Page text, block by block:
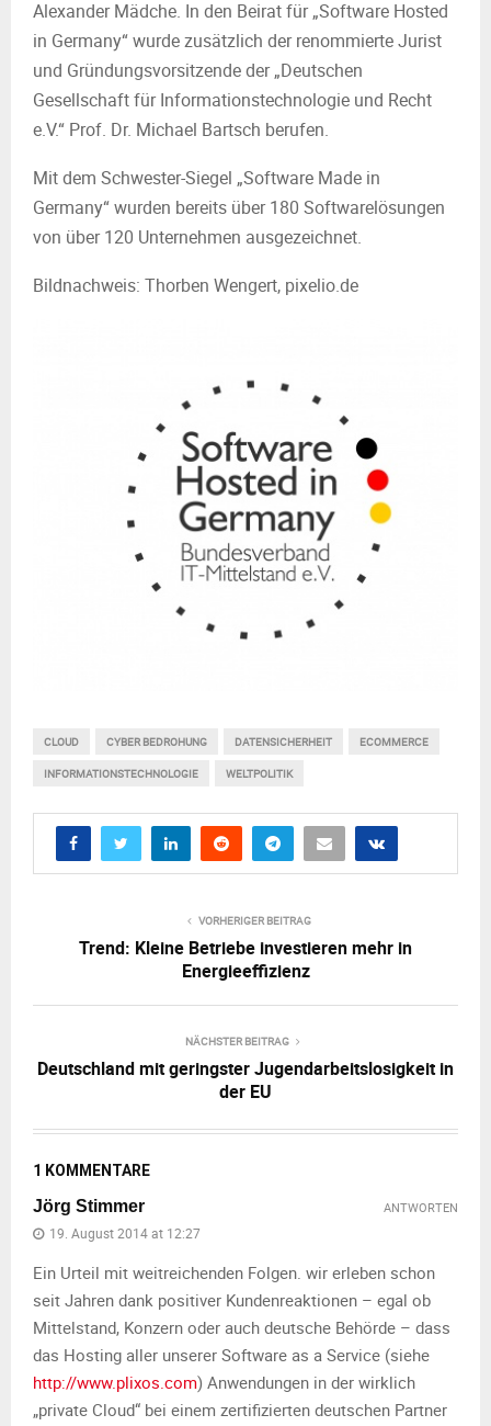
Alexander Mädche. In den Beirat für „Software Hosted
in Germany“ wurde zusätzlich der renommierte Jurist
und Gründungsvorsitzende der „Deutschen
Gesellschaft für Informationstechnologie und Recht
e.V.“ Prof. Dr. Michael Bartsch berufen.
Mit dem Schwester-Siegel „Software Made in
Germany“ wurden bereits über 180 Softwarelösungen
von über 120 Unternehmen ausgezeichnet.
Bildnachweis: Thorben Wengert, pixelio.de
CLOUD CYBER BEDROHUNG DATENSICHERHEIT ECOMMERCE
INFORMATIONSTECHNOLOGIE WELTPOLITIK
VORHERIGER BEITRAG
Trend: Kleine Betriebe investieren mehr in
Energieeffizienz
NÄCHSTER BEITRAG
Deutschland mit geringster Jugendarbeitslosigkeit in
der EU
1 KOMMENTARE
Jörg Stimmer
19. August 2014 at 12:27
Ein Urteil mit weitreichenden Folgen. wir erleben schon
seit Jahren dank positiver Kundenreaktionen – egal ob
Mittelstand, Konzern oder auch deutsche Behörde – dass
das Hosting aller unserer Software as a Service (siehe
http://www.plixos.com) Anwendungen in der wirklich
„private Cloud“ bei einem zertifizierten deutschen Partner
ANTWORTEN